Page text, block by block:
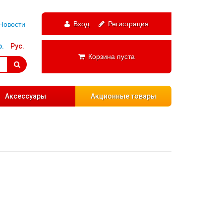
Вход Регистрация
Корзина пуста
Рус.
Аксессуары Акционные товары